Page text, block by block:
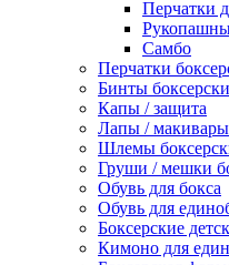
Перчатки
Самбо
Перчатки
Бинты
Капы / защита
Лапы / макивары
Шлемы
Груши / мешки
Обувь для бокса
Обувь для
Боксерские
Кимоно для